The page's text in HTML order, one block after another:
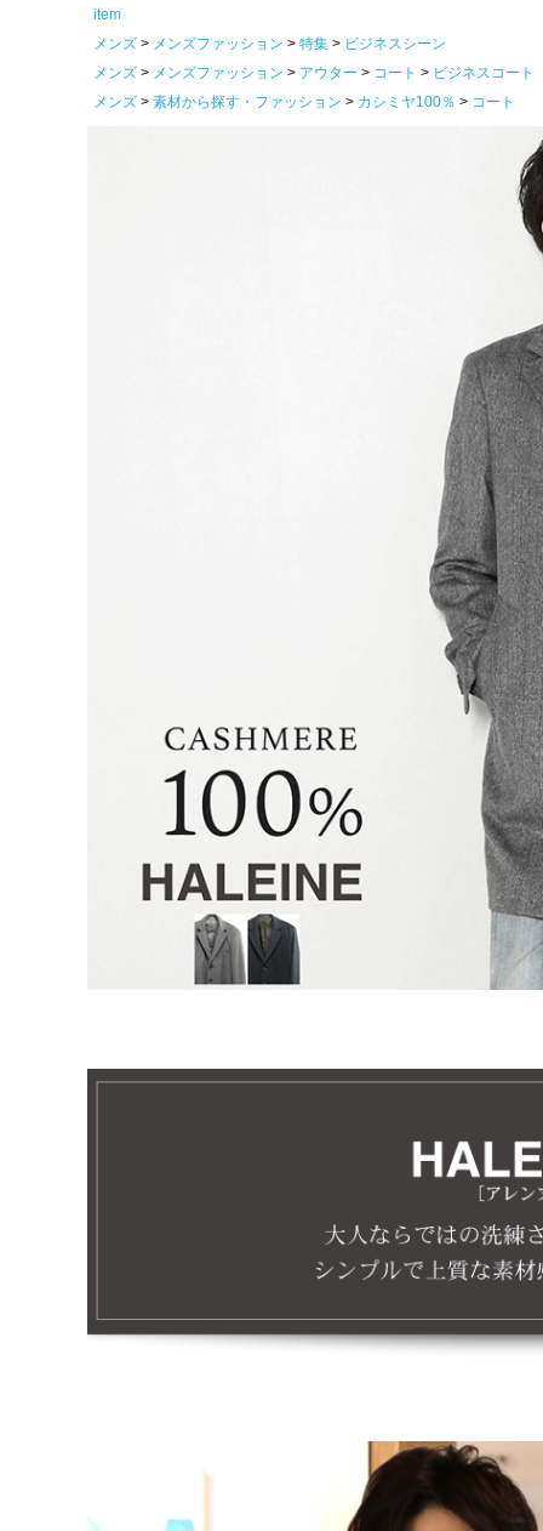
item
メンズ
メンズファッション 特集
ビジネスシーン
メンズ
メンズファッション アウター コート
ビジネスコート
メンズ
素材から探す・ファッション カシミヤ100％ コート